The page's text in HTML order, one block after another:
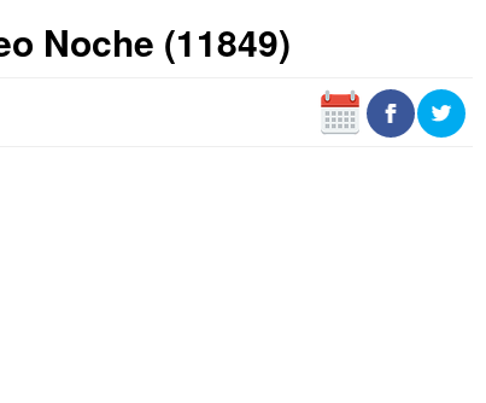
Noche (11849)